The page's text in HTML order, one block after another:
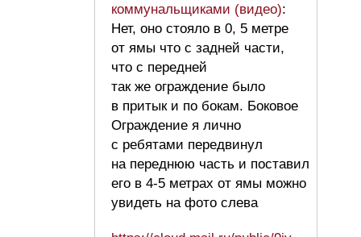
коммунальщиками (видео):
Нет, оно стояло в 0, 5 метре
от ямы что с задней части,
что с передней
так же ограждение было
в притык и по бокам. Боковое
Ограждение я лично
с ребятами передвинул
на переднюю часть и поставил
его в 4-5 метрах от ямы можно
увидеть на фото слева